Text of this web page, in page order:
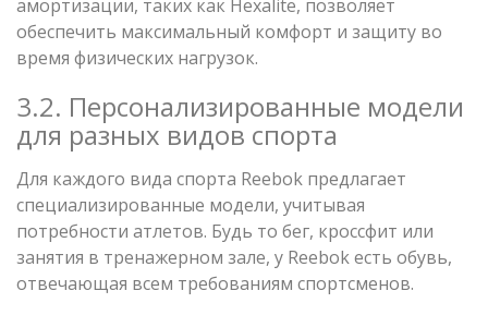
амортизации, таких как Hexalite, позволяет
обеспечить максимальный комфорт и защиту во
время физических нагрузок.
3.2. Персонализированные модели
для разных видов спорта
Для каждого вида спорта Reebok предлагает
специализированные модели, учитывая
потребности атлетов. Будь то бег, кроссфит или
занятия в тренажерном зале, у Reebok есть обувь,
отвечающая всем требованиям спортсменов.